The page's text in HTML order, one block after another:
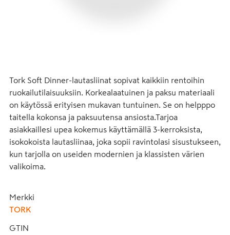
Tork Soft Dinner-lautasliinat sopivat kaikkiin rentoihin
ruokailutilaisuuksiin. Korkealaatuinen ja paksu materiaali
on käytössä erityisen mukavan tuntuinen. Se on helpppo
taitella kokonsa ja paksuutensa ansiosta.Tarjoa
asiakkaillesi upea kokemus käyttämällä 3-kerroksista,
isokokoista lautasliinaa, joka sopii ravintolasi sisustukseen,
kun tarjolla on useiden modernien ja klassisten värien
valikoima.
Merkki
TORK
GTIN